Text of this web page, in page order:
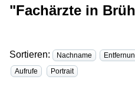
"Fachärzte in
Sortieren: Nachname
Aufrufe
Portrait